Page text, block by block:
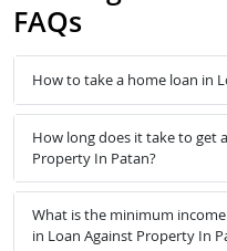
FAQs
How to take a home loan in
How long does it take to get
Property In Patan?
What is the minimum
in Loan Against Property In